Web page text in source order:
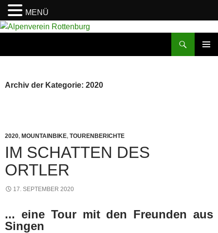
Zum
Archiv der Kategorie: 2020
2020, MOUNTAINBIKE, TOURENBERICHTE
IM SCHATTEN DES
ORTLER
17. SEPTEMBER 2020
... eine Tour mit den Freunden aus
Singen
MENÜ